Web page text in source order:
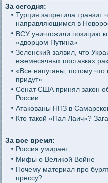
За сегодня:
Турция запретила
направляющимся в
ВСУ уничтожили позицию
«дворцом Путина»
Зеленский заявил, что
ежемесячных поставках
«Все напуганы, потому что
придут»
Сенат США принял закон
России
Атакованы НПЗ в
Кто такой «Пал Лаич»?
За все время:
Россия умирает
Мифы о Великой Войне
Почему материал про
прессу?